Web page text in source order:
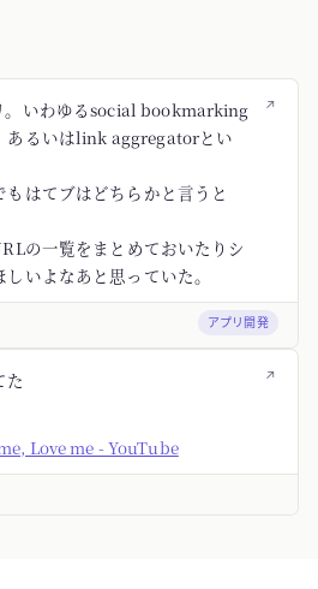
↗
。いわゆるsocial bookmarking
あるいはlink aggregatorとい
はてブはどちらかと言うと
の一覧をまとめておいたりシ
いよなあと思っていた。
アプリ開発
↗
た
Love me - YouTube